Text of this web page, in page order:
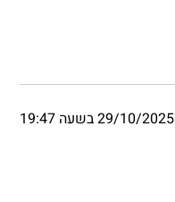
29/10/2025 בשעה 19:47